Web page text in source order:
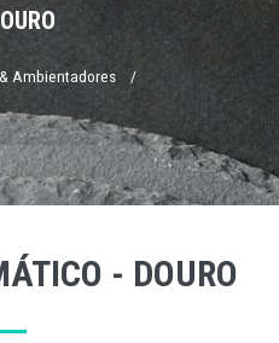
Ambientadores /
- DOURO